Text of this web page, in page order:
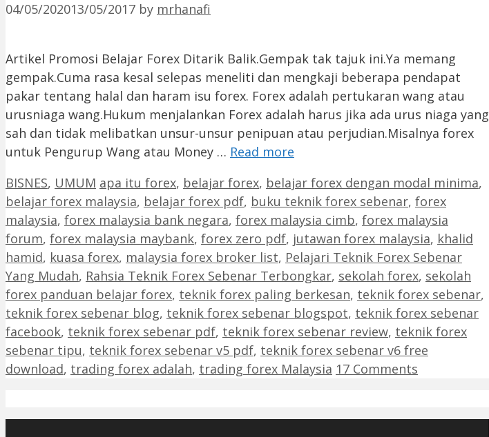
04/05/202013/05/2017 by mrhanafi
Artikel Promosi Belajar Forex Ditarik Balik.Gempak tak tajuk ini.Ya memang
gempak.Cuma rasa kesal selepas meneliti dan mengkaji beberapa pendapat
pakar tentang halal dan haram isu forex. Forex adalah pertukaran wang atau
urusniaga wang.Hukum menjalankan Forex adalah harus jika ada urus niaga yang
sah dan tidak melibatkan unsur-unsur penipuan atau perjudian.Misalnya forex
untuk Pengurup Wang atau Money … Read more
Categories
BISNES, UMUM Tags
apa itu forex, belajar forex, belajar forex dengan modal minima,
belajar forex malaysia, belajar forex pdf, buku teknik forex sebenar, forex
malaysia, forex malaysia bank negara, forex malaysia cimb, forex malaysia
forum, forex malaysia maybank, forex zero pdf, jutawan forex malaysia, khalid
hamid, kuasa forex, malaysia forex broker list, Pelajari Teknik Forex Sebenar
Yang Mudah, Rahsia Teknik Forex Sebenar Terbongkar, sekolah forex, sekolah
forex panduan belajar forex, teknik forex paling berkesan, teknik forex sebenar,
teknik forex sebenar blog, teknik forex sebenar blogspot, teknik forex sebenar
facebook, teknik forex sebenar pdf, teknik forex sebenar review, teknik forex
sebenar tipu, teknik forex sebenar v5 pdf, teknik forex sebenar v6 free
download, trading forex adalah, trading forex Malaysia 17 Comments